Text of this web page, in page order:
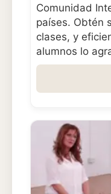
Comunidad
países. Obtén
clases, y
alumnos lo